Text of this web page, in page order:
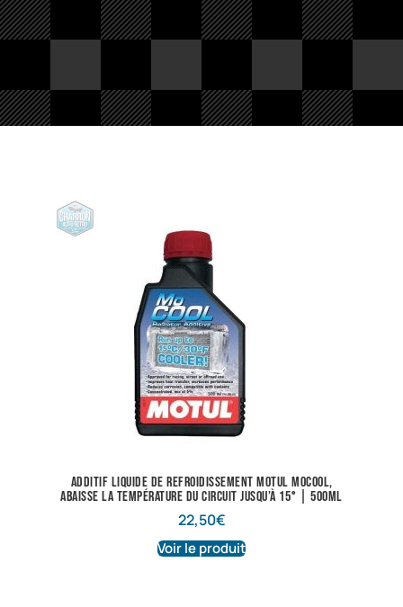
Additif liquide de refroidissement Motul Mocool,
abaisse la température du circuit jusqu’à 15° | 500ml
22,50€
Voir le produit